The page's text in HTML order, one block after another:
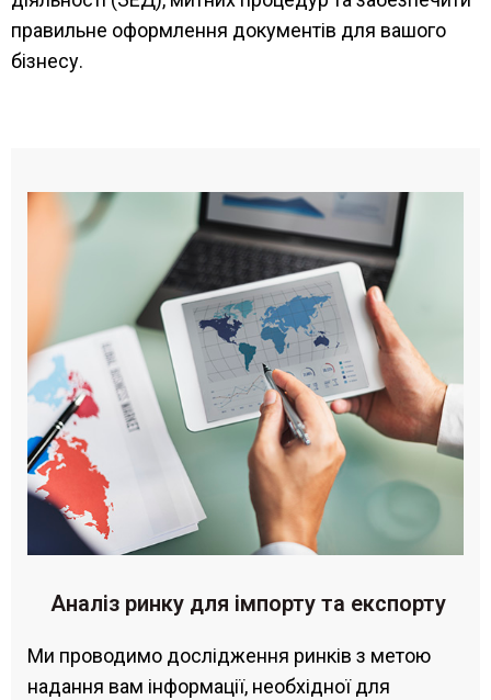
правильне оформлення документів для вашого
бізнесу.
Аналіз ринку для імпорту та експорту
Ми проводимо дослідження ринків з метою
надання вам інформації, необхідної для